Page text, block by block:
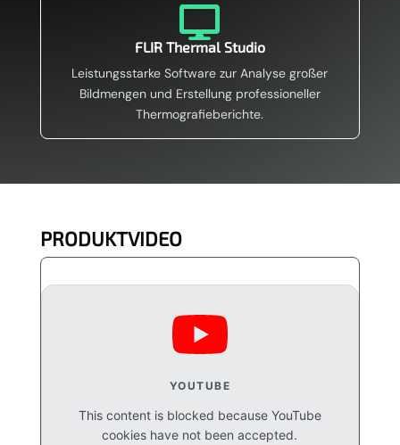

FLIR Thermal Studio
Leistungsstarke Software zur Analyse großer
Bildmengen und Erstellung professioneller
Thermografieberichte.
PRODUKTVIDEO
YOUTUBE
This content is blocked because YouTube
cookies have not been accepted.